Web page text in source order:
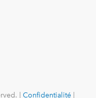
| Confidentialité|